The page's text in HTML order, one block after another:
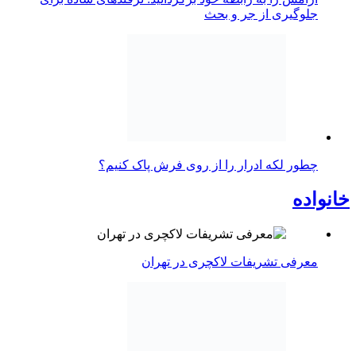
جلوگیری از جر و بحث
چطور لکه ادرار را از روی فرش پاک کنیم؟
خانواده
معرفی تشریفات لاکچری در تهران